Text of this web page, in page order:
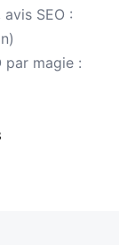
SEO :
par magie :